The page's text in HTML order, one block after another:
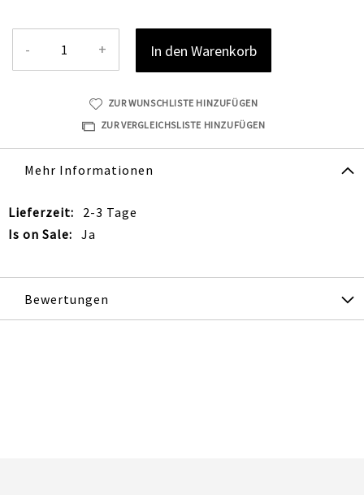
- + In den Warenkorb
ZUR WUNSCHLISTE HINZUFÜGEN
ZUR VERGLEICHSLISTE HINZUFÜGEN
Mehr Informationen
Mehr
Informationen
2-3 Tage
Ja
Bewertungen